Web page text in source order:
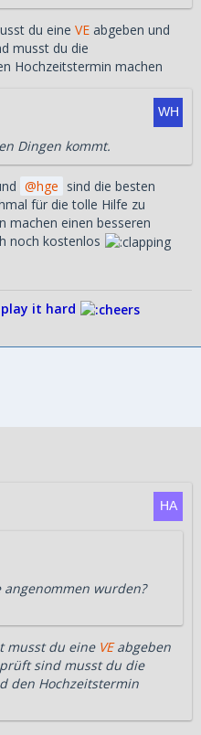
du eine VE abgeben und
musst du die
Hochzeitstermin machen
Dingen kommt.
hge sind die besten
für die tolle Hilfe zu
machen einen besseren
noch kostenlos
it hard
angenommen wurden?
musst du eine VEabgeben
sind musst du die
den Hochzeitstermin